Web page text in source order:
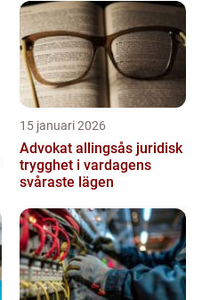
15 januari 2026
Advokat allingsås juridisk
trygghet i vardagens
svåraste lägen